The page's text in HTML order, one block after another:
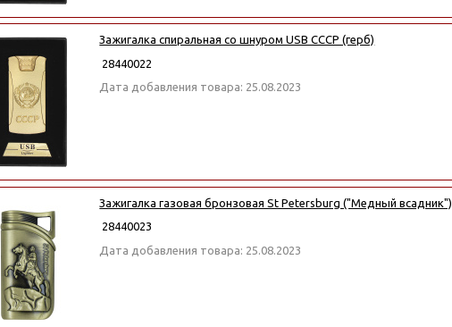
Зажигалка спиральная со шнуром USB СССР (герб)
28440022
Дата добавления товара: 25.08.2023
Зажигалка газовая бронзовая St Petersburg ("Медный всадник")
28440023
Дата добавления товара: 25.08.2023